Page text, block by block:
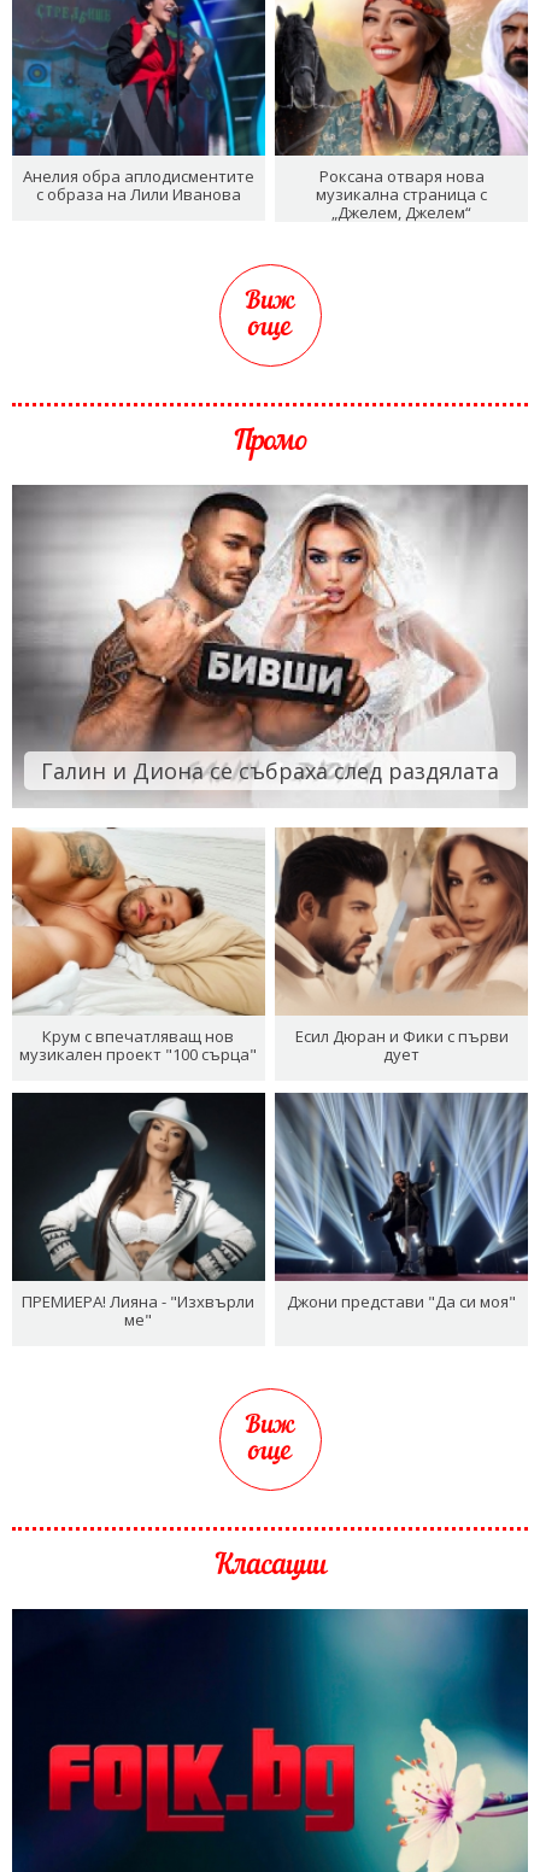
Анелия обра аплодисментите
с образа на Лили Иванова
Роксана отваря нова
музикална страница с
„Джелем, Джелем“
Виж
още
Промо
Галин и Диона се събраха след раздялата
Крум с впечатляващ нов
музикален проект "100 сърца"
Есил Дюран и Фики с първи
дует
ПРЕМИЕРА! Лияна - "Изхвърли
ме"
Джони представи "Да си моя"
Виж
още
Класации